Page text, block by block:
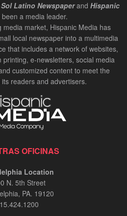
Sol Latino Newspaperand Hispanic
been a media leader.
market, Hispanic Media has
local newspaper into a multimedia
that includes a network of websites,
printing, e-newsletters, social media
customized content to meet the
readers and advertisers.
OFICINAS
Location
N. 5th Street
PA. 19120